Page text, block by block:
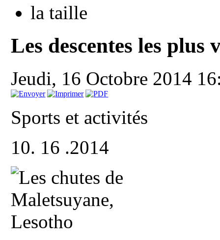
Les descentes les plus
Jeudi, 16 Octobre 2014
Sports et activités
10. 16 .2014